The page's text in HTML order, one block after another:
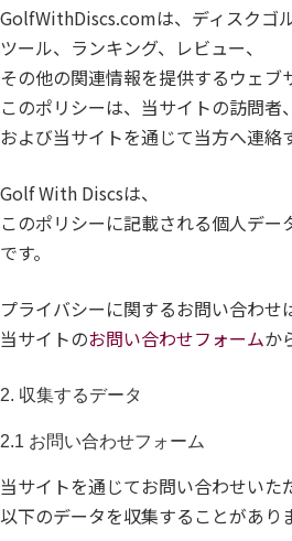
GolfWithDiscs.comは、ディスクゴ
ツール、ランキング、レビュー、
その他の関連情報を提供するウェブ
このポリシーは、当サイトの訪問者
および当サイトを通じて当方へ連絡
Golf With Discsは、
このポリシーに記載される個人デ
です。
プライバシーに関するお問い合わせ
当サイトのお問い合わせフォームか
2. 収集するデータ
2.1 お問い合わせフォーム
当サイトを通じてお問い合わせいた
以下のデータを収集することがあり